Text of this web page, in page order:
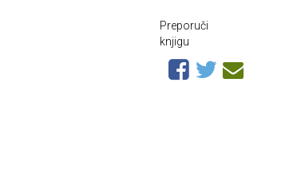
Preporuči
knjigu